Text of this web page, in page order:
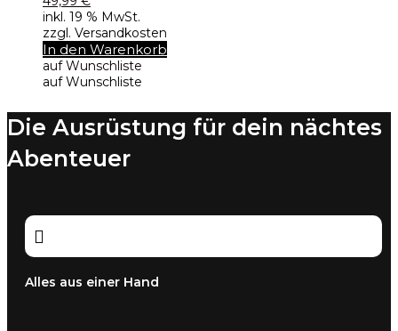
inkl. 19 % MwSt.
zzgl. Versandkosten
In den Warenkorb
auf Wunschliste
auf Wunschliste
Die Ausrüstung für dein nächtes
Abenteuer

Alles aus einer Hand